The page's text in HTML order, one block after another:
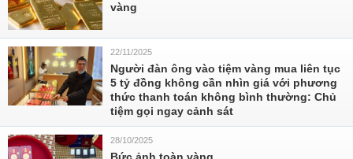
vàng
22/11/2025
Người đàn ông vào tiệm vàng mua liên tục
5 tỷ đồng không cần nhìn giá với phương
thức thanh toán không bình thường: Chủ
tiệm gọi ngay cảnh sát
28/10/2025